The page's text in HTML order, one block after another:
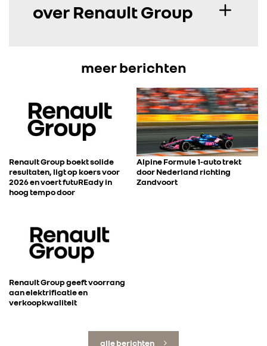
CONTACTover Renault Group
meer berichten
Renault Group boekt solide
resultaten, ligt op koers voor
2026 en voert futuREady in
hoog tempo door
Alpine Formule 1-auto trekt
door Nederland richting
Zandvoort
Renault Group geeft voorrang
aan elektrificatie en
verkoopkwaliteit
alle berichten